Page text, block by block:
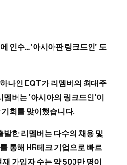
인수…‘아시아판 링크드인’ 도
나인 EQT가 리멤버의 최대주
버는 ‘아시아의 링크드인’이
회를 맞이했습니다.
발한 리멤버는 다수의 채용 및
통해 HR테크 기업으로 빠르
가입자 수는 약 500만 명이